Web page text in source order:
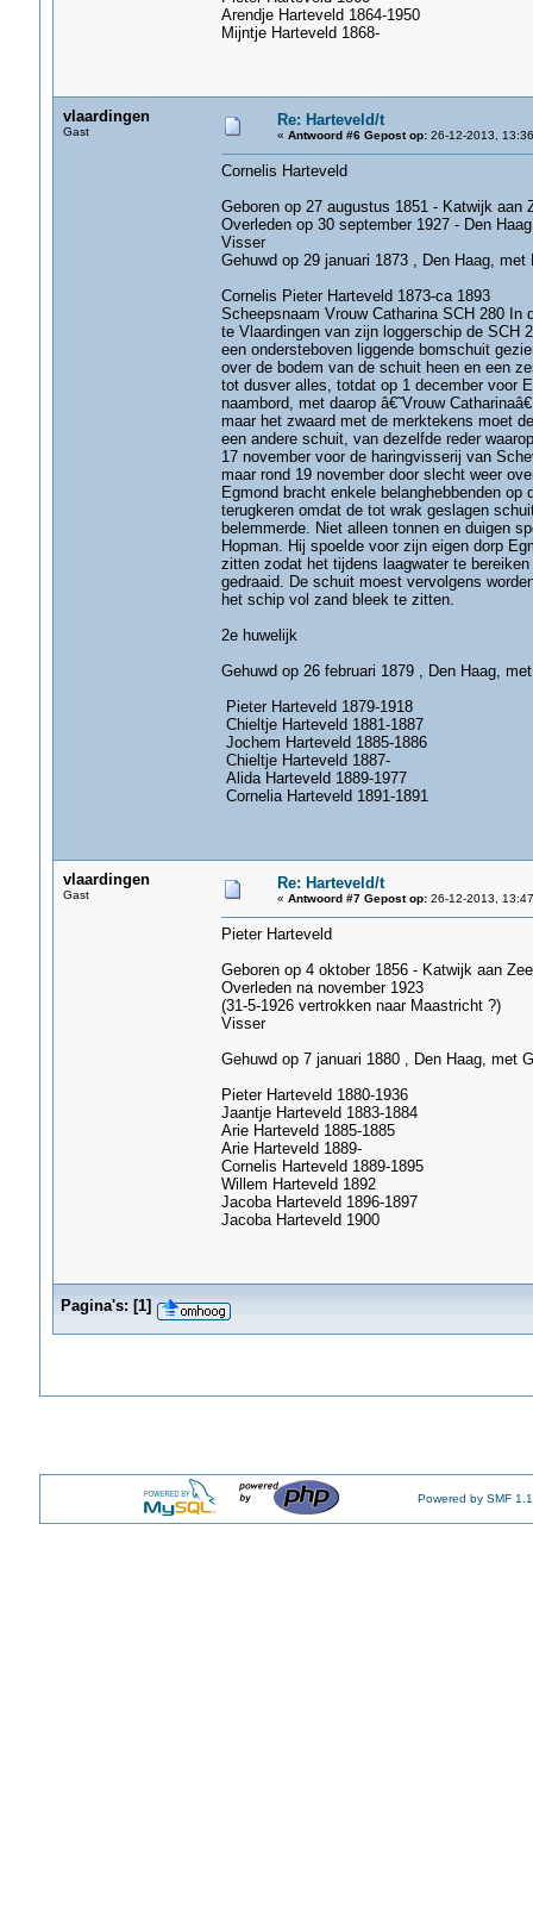
Arendje Harteveld 1864-1950
Mijntje Harteveld 1868-
vlaardingen
Gast
Re: Harteveld/t
« Antwoord #6 Gepost op:26-12-2013,
Cornelis Harteveld
Geboren op 27 augustus 1851 - Katwijk aan
Overleden op 30 september 1927 - Den
Visser
Gehuwd op 29 januari 1873 , Den Haag,
Cornelis Pieter Harteveld 1873-ca 1893
Scheepsnaam Vrouw Catharina SCH 280
te Vlaardingen van zijn loggerschip de SCH
een ondersteboven liggende bomschuit
over de bodem van de schuit heen en een
tot dusver alles, totdat op 1 december voor
naambord, met daarop â€˜Vrouw
maar het zwaard met de merktekens moet
een andere schuit, van dezelfde reder
17 november voor de haringvisserij van
maar rond 19 november door slecht weer
Egmond bracht enkele belanghebbenden
terugkeren omdat de tot wrak geslagen
belemmerde. Niet alleen tonnen en duigen
Hopman. Hij spoelde voor zijn eigen dorp
zitten zodat het tijdens laagwater te
gedraaid. De schuit moest vervolgens
het schip vol zand bleek te zitten.
2e huwelijk
Gehuwd op 26 februari 1879 , Den Haag,
Pieter Harteveld 1879-1918
Chieltje Harteveld 1881-1887
Jochem Harteveld 1885-1886
Chieltje Harteveld 1887-
Alida Harteveld 1889-1977
Cornelia Harteveld 1891-1891
vlaardingen
Gast
Re: Harteveld/t
« Antwoord #7 Gepost op:26-12-2013,
Pieter Harteveld
Geboren op 4 oktober 1856 - Katwijk aan Zee
Overleden na november 1923
(31-5-1926 vertrokken naar Maastricht ?)
Visser
Gehuwd op 7 januari 1880 , Den Haag, met
Pieter Harteveld 1880-1936
Jaantje Harteveld 1883-1884
Arie Harteveld 1885-1885
Arie Harteveld 1889-
Cornelis Harteveld 1889-1895
Willem Harteveld 1892
Jacoba Harteveld 1896-1897
Jacoba Harteveld 1900
Pagina's: [1]
Powered by SMF